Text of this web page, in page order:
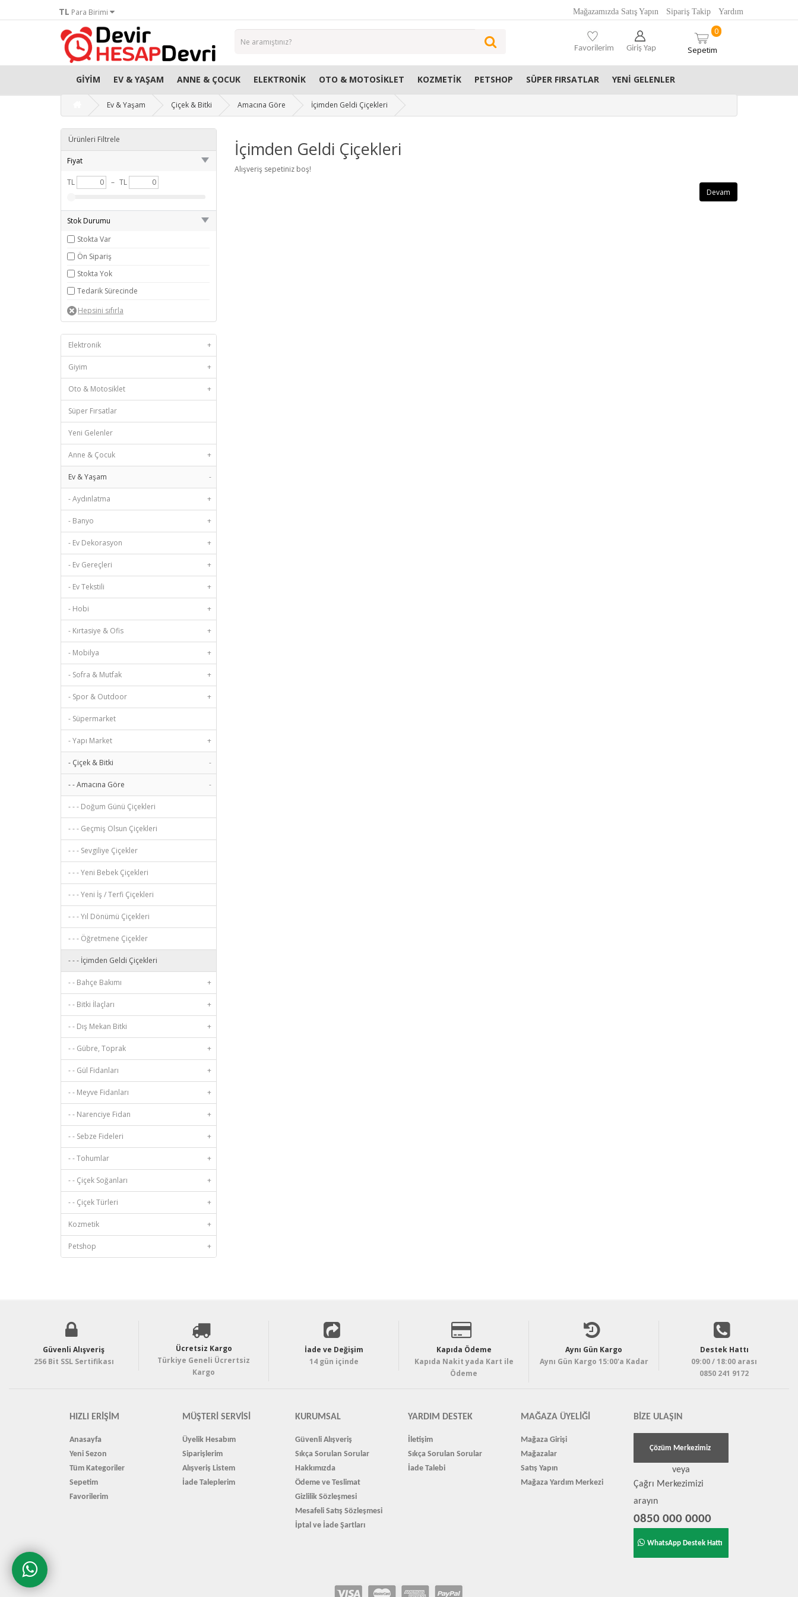
TL Para Birimi Mağazamızda Satış Yapın Sipariş Takip Yardım
0
Sepetim
Favorilerim Giriş Yap
GIYIM EV & YAŞAM ANNE & ÇOCUK ELEKTRONIK OTO & MOTOSIKLET KOZMETIK PETSHOP SÜPER FIRSATLAR YENI GELENLER
Ev & Yaşam Çiçek & Bitki Amacına Göre İçimden Geldi Çiçekleri
Ürünleri Filtrele
Fiyat
TL – TL
Stok Durumu
Stokta Var
Ön Sipariş
Stokta Yok
Tedarik Sürecinde
Elektronik +
Giyim +
Oto & Motosiklet +
Süper Fırsatlar
Yeni Gelenler
Anne & Çocuk +
Ev & Yaşam -
- Aydınlatma +
- Banyo +
- Ev Dekorasyon +
- Ev Gereçleri +
- Ev Tekstili +
- Hobi +
- Kırtasiye & Ofis +
- Mobilya +
- Sofra & Mutfak +
- Spor & Outdoor +
- Süpermarket
- Yapı Market +
- Çiçek & Bitki -
- - Amacına Göre -
- - - Doğum Günü Çiçekleri
- - - Geçmiş Olsun Çiçekleri
- - - Sevgiliye Çiçekler
- - - Yeni Bebek Çiçekleri
- - - Yeni İş / Terfi Çiçekleri
- - - Yıl Dönümü Çiçekleri
- - - Öğretmene Çiçekler
- - - İçimden Geldi Çiçekleri
- - Bahçe Bakımı +
- - Bitki İlaçları +
- - Dış Mekan Bitki +
- - Gübre, Toprak +
- - Gül Fidanları +
- - Meyve Fidanları +
- - Narenciye Fidan +
- - Sebze Fideleri +
- - Tohumlar +
- - Çiçek Soğanları +
- - Çiçek Türleri +
Kozmetik +
Petshop +
İçimden Geldi Çiçekleri
Alışveriş sepetiniz boş!
Devam
Güvenli Alışveriş
256 Bit SSL Sertifikası
Ücretsiz Kargo
Türkiye Geneli Ücrertsiz
Kargo
İade ve Değişim
14 gün içinde
Kapıda Ödeme
Kapıda Nakit yada Kart ile
Ödeme
Aynı Gün Kargo
Aynı Gün Kargo 15:00'a Kadar
Destek Hattı
09:00 / 18:00 arası
0850 241 9172
HIZLI ERIŞIM
Anasayfa
Yeni Sezon
Tüm Kategoriler
Sepetim
Favorilerim
MÜŞTERI SERVISI
Üyelik Hesabım
Siparişlerim
Alışveriş Listem
İade Taleplerim
KURUMSAL
Güvenli Alışveriş
Sıkça Sorulan Sorular
Hakkımızda
Ödeme ve Teslimat
Gizlilik Sözleşmesi
Mesafeli Satış Sözleşmesi
İptal ve İade Şartları
YARDIM DESTEK
İletişim
Sıkça Sorulan Sorular
İade Talebi
MAĞAZA ÜYELIĞI
Mağaza Girişi
Mağazalar
Satış Yapın
Mağaza Yardım Merkezi
BIZE ULAŞIN
Çözüm Merkezimiz
veya
Çağrı Merkezimizi
arayın
0850 000 0000
WhatsApp Destek Hattı